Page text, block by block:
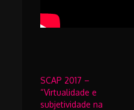
SCAP 2017 –
“Virtualidade e
subjetividade na